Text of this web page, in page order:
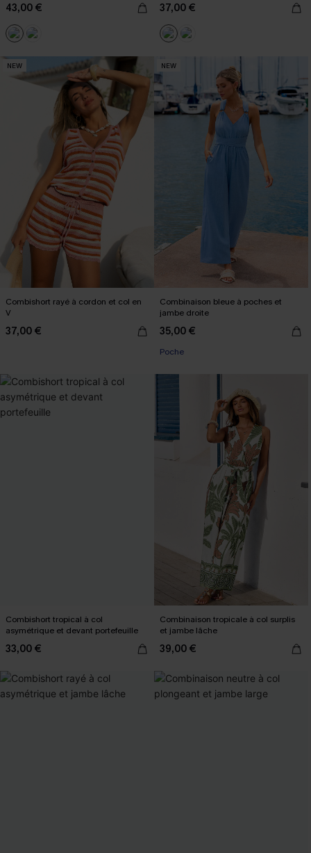
43,00 € 37,00 €
NEW
Combishort rayé à cordon et col en
V
37,00 €
NEW
Combinaison bleue à poches et
jambe droite
35,00 €
Poche
Combishort tropical à col
asymétrique et devant portefeuille
33,00 €
Combinaison tropicale à col surplis
et jambe lâche
39,00 €